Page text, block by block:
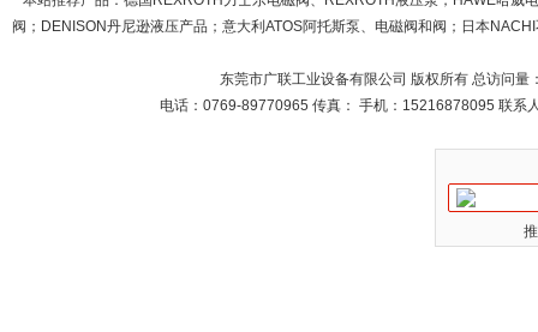
阀；DENISON丹尼逊液压产品；意大利ATOS阿托斯泵、电磁阀和阀；日本
东莞市广联工业设备有限公司 版权所有 总访问量
电话：0769-89770965 传真： 手机：15216878095 联系